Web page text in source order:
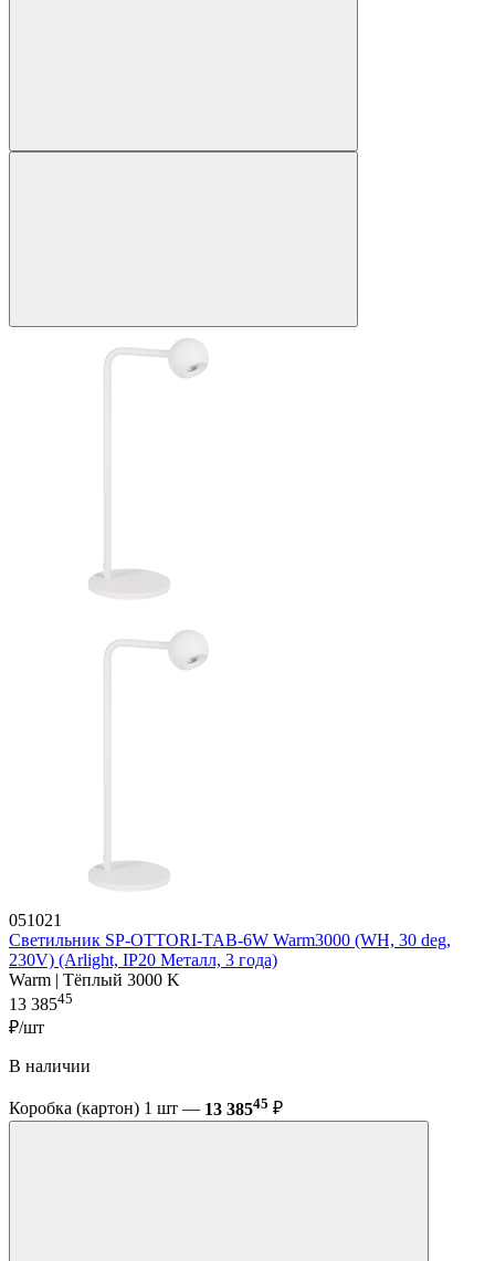
051021
Светильник SP-OTTORI-TAB-6W Warm3000 (WH, 30 deg,
230V) (Arlight, IP20 Металл, 3 года)
Warm | Тёплый 3000 K
13 38545
₽/шт
В наличии
Коробка (картон) 1 шт — 13 38545 ₽